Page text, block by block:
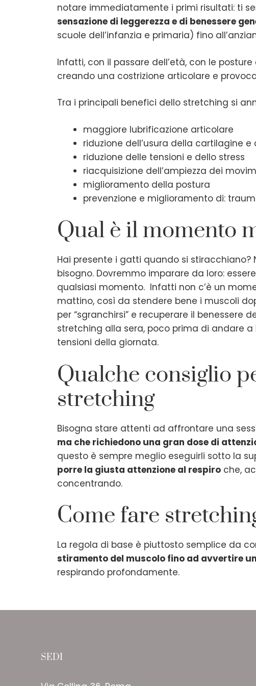
notare immediatamente i primi risultati: ti
sensazione di leggerezza e di benessere
scuole dell’infanzia e primaria) fino
Infatti, con il passare dell’età, con le
creando una costrizione articolare e
Tra i principali benefici dello stretching si
maggiore lubrificazione articolare
riduzione dell’usura della cartilagine
riduzione delle tensioni e dello stress
riacquisizione dell’ampiezza dei
miglioramento della postura
prevenzione e miglioramento di:
Qual è il momento
Hai presente i gatti quando si
bisogno. Dovremmo imparare da loro:
qualsiasi momento. Infatti non c’è un
mattino, così da stendere bene i muscoli
per “sgranchirsi” e recuperare il benessere
stretching alla sera, poco prima di andare
tensioni della giornata.
Qualche consiglio
stretching
Bisogna stare attenti ad affrontare una
ma che richiedono una gran dose di
questo è sempre meglio eseguirli sotto la
porre la giusta attenzione al respiro che,
concentrando.
Come fare
La regola di base è piuttosto semplice da
stiramento del muscolo fino ad avvertire
respirando profondamente.
SEDI